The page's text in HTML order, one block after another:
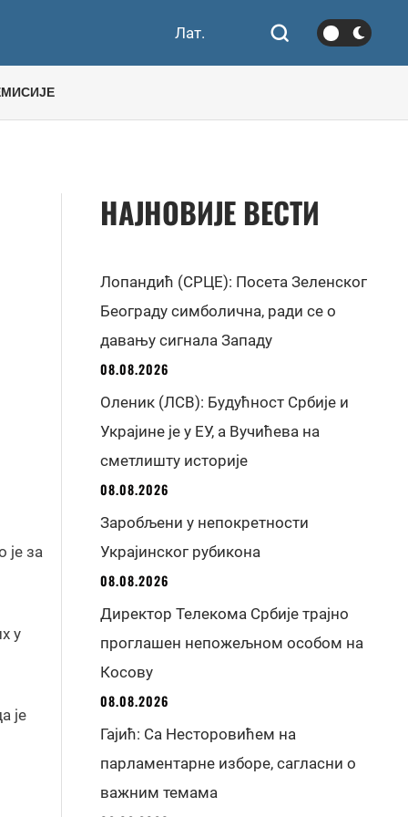
Лат.
је за
у
је
НАЈНОВИЈЕ ВЕСТИ
Лопандић (СРЦЕ): Посета Зеленског
Београду симболична, ради се о
давању сигнала Западу
08.08.2026
Оленик (ЛСВ): Будућност Србије и
Украјине је у ЕУ, а Вучићева на
сметлишту историје
08.08.2026
Заробљени у непокретности
Украјинског рубикона
08.08.2026
Директор Телекома Србије трајно
проглашен непожељном особом на
Косову
08.08.2026
Гајић: Са Несторовићем на
парламентарне изборе, сагласни о
важним темама